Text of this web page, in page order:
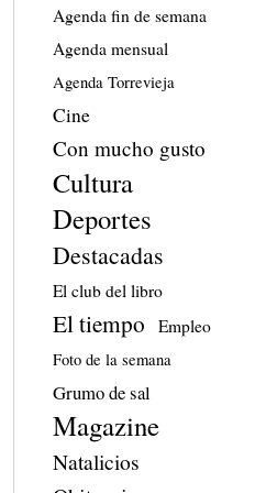
Agenda fin de semana
Agenda mensual
Agenda Torrevieja
Cine
Con mucho gusto
Cultura
Deportes
Destacadas
El club del libro
El tiempo Empleo
Foto de la semana
Grumo de sal
Magazine
Natalicios